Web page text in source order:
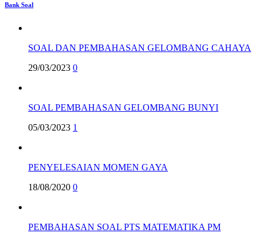
Bank Soal
SOAL DAN PEMBAHASAN GELOMBANG CAHAYA
29/03/2023 0
SOAL PEMBAHASAN GELOMBANG BUNYI
05/03/2023 1
PENYELESAIAN MOMEN GAYA
18/08/2020 0
PEMBAHASAN SOAL PTS MATEMATIKA PM